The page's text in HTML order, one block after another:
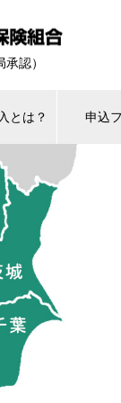
認）
とは？ 申込